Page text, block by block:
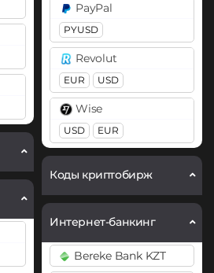
Bitcoin (BTC)
BTC
Bitcoin Cash (BCH)
Cardano (ADA)
Chainlink (LINK)
ERC20
Compound (COMP)
Cosmos (ATOM)
DASH
Decentraland (MANA)
PayPal
PYUSD
Revolut
EUR USD
Wise
USD EUR
Коды криптобирж
Интернет-банкинг
Bereke Bank KZT